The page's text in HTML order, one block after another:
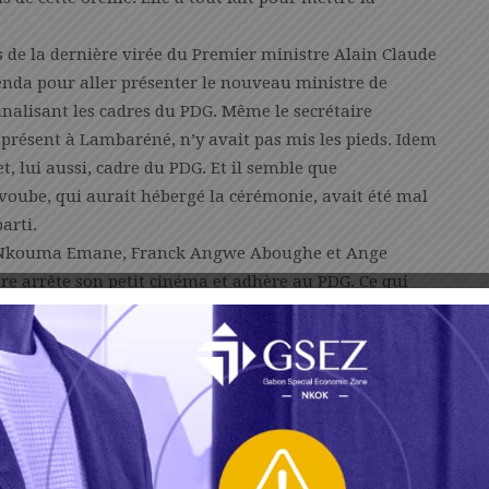
de la dernière virée du Premier ministre Alain Claude
pour aller présenter le nouveau ministre de
les cadres du PDG. Même le secrétaire
à Lambaréné, n’y avait pas mis les pieds. Idem
lui aussi, cadre du PDG. Et il semble que
qui aurait hébergé la cérémonie, avait été mal
Emane, Franck Angwe Aboughe et Ange
arrête son petit cinéma et adhère au PDG. Ce qui
travail et l’info est arrivée à Atsie. Un notable, qui a
s’exclamant en fang : «
Ye mia wough na Nkouma a
adhéré au PDG ?). Et une vieille maman, visiblement
? Ndough ayong i mana fogho » (il est allé au PDG ?
Va-t-il aller provoquer Akure à Atsie ? Difficile de